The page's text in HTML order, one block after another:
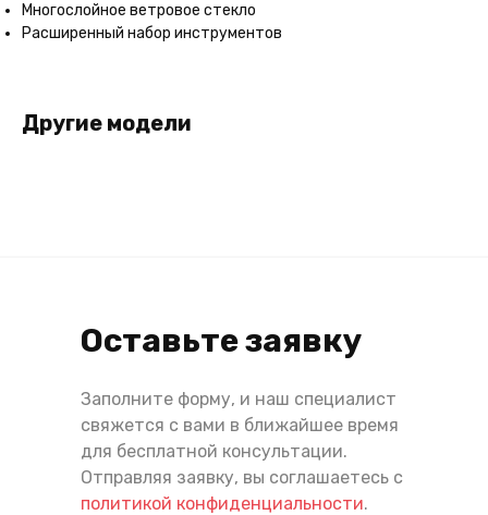
Многослойное ветровое стекло
Расширенный набор инструментов
Другие модели
Оставьте заявку
Заполните форму, и наш специалист
свяжется с вами в ближайшее время
для бесплатной консультации.
Отправляя заявку, вы соглашаетесь с
политикой конфиденциальности.